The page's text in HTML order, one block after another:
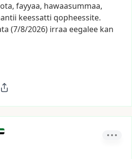
fayyaa, hawaasummaa,
keessatti qopheessite.
(7/8/2026) irraa eegalee kan